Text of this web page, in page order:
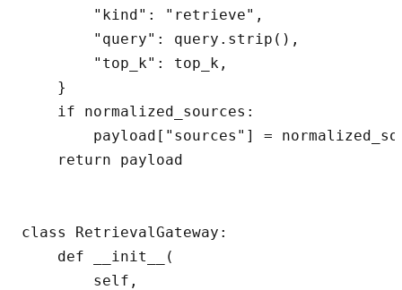
        "kind": "retrieve",
        "query": query.strip(),
        "top_k": top_k,
    }
    if normalized_sources:
payload["sources"] =
    return payload
class RetrievalGateway:
    def __init__(
        self,